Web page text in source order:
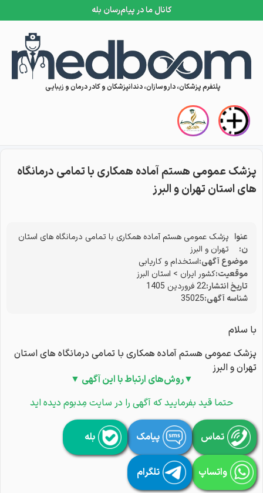
کانال ما در پیام‌رسان بله
Skip to content
پلتفرم پزشکان، داروسازان، دندانپزشکان و کادر درمان و زیبایی
پزشک عمومی هستم آماده همکاری با تمامی درمانگاه
های استان تهران و البرز
عنوا
ن:
پزشک عمومی هستم آماده همکاری با تمامی درمانگاه های استان
تهران و البرز
موضوع آگهی:استخدام و کاریابی
موقعیت:کشور ایران > استان البرز
تاریخ انتشار:22 فروردین 1405
شناسه آگهی:35025
با سلام
پزشک عمومی هستم آماده همکاری با تمامی درمانگاه های استان
تهران و البرز
▼روش‌های ارتباط با این آگهی ▼
حتما قید بفرمایید که آگهی را در سایت مِدبوم دیده اید
تماس پیامک بله
واتساپ تلگرام